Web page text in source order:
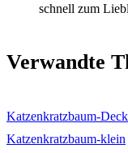
schnell zum
Verwandte
Katzenkratzbaum-
Katzenkratzbaum-klein